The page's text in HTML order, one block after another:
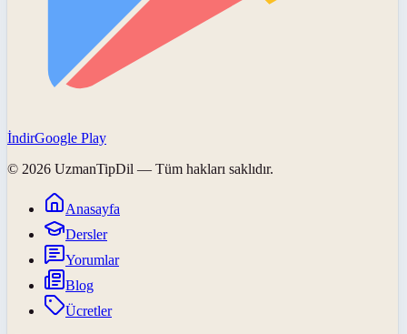
İndirGoogle Play
© 2026 UzmanTipDil — Tüm hakları saklıdır.
Anasayfa
Dersler
Yorumlar
Blog
Ücretler